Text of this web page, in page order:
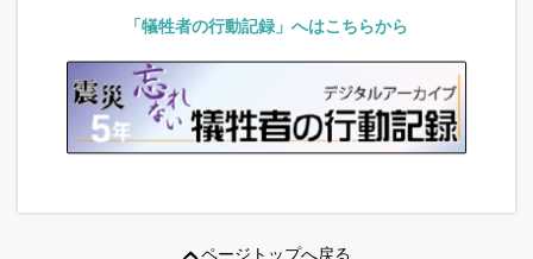
「犠牲者の行動記録」へはこちらから
ページトップへ戻る